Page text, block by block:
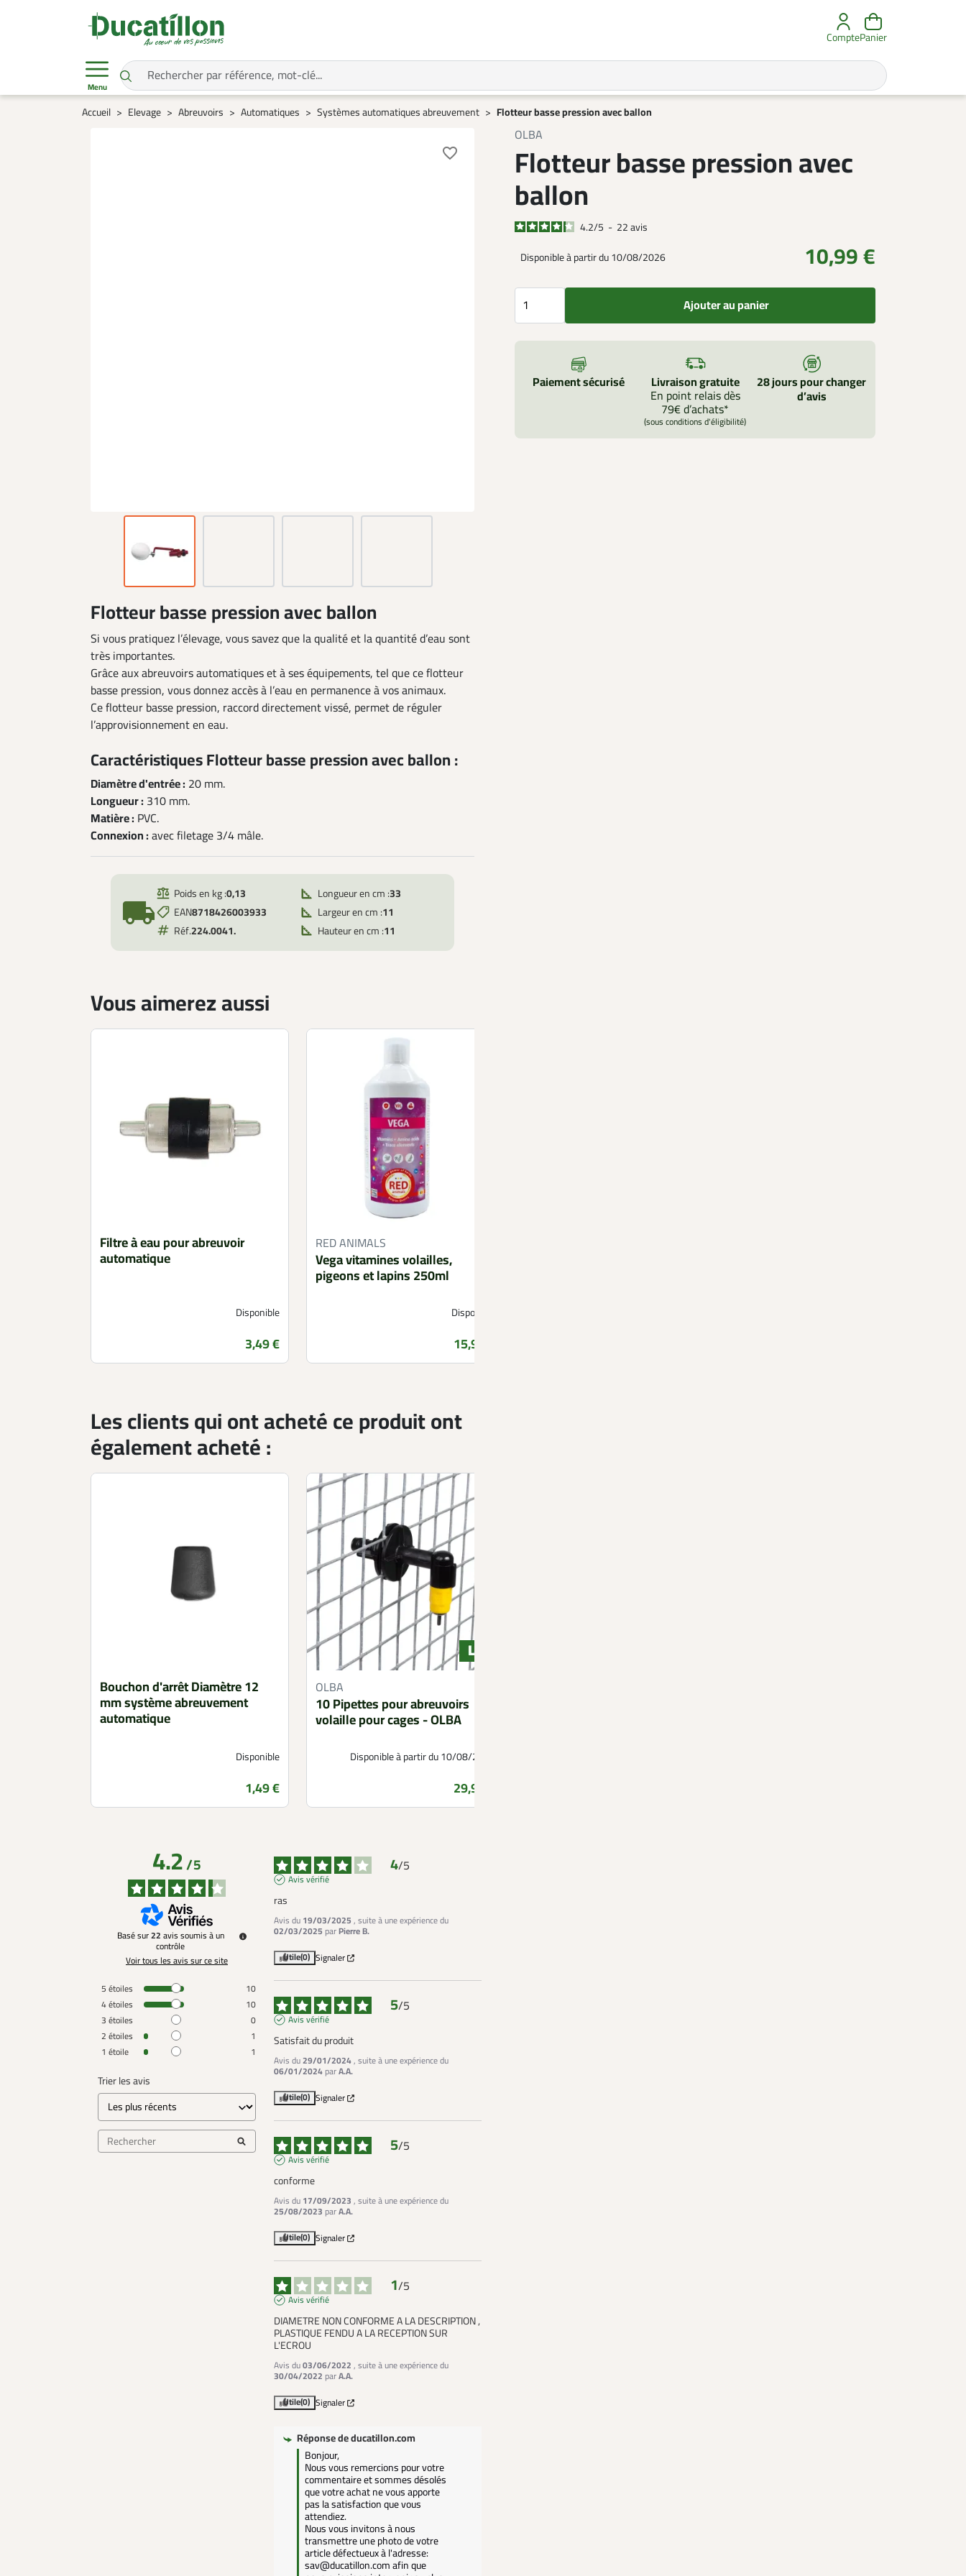
ComptePanier
Menu
Accueil Elevage Abreuvoirs Automatiques Systèmes automatiques abreuvement Flotteur basse pression avec ballon
favorite_border
OLBA
Flotteur basse pression avec
ballon
4.2/5 - 22avis
Disponible à partir du 10/08/2026
10,99 €
Ajouter au panier
Paiement sécurisé Livraison gratuite
En point relais dès
79€ d’achats*
(sous conditions d'éligibilité)
28 jours pour changer
d’avis
Flotteur basse pression avec ballon
Si vous pratiquez l’élevage, vous savez que la qualité et la quantité d’eau sont
très importantes.
Grâce aux abreuvoirs automatiques et à ses équipements, tel que ce flotteur
basse pression, vous donnez accès à l’eau en permanence à vos animaux.
Ce flotteur basse pression, raccord directement vissé, permet de réguler
l’approvisionnement en eau.
Caractéristiques Flotteur basse pression avec ballon :
Diamètre d'entrée : 20 mm.
Longueur : 310 mm.
Matière : PVC.
Connexion : avec filetage 3/4 mâle.
local_shipping
Poids en kg :0,13
EAN8718426003933
Réf.224.0041.
Longueur en cm :33
Largeur en cm :11
Hauteur en cm :11
Vous aimerez aussi
Filtre à eau pour abreuvoir
automatique
Disponible
Prix
3,49 €
RED ANIMALS
Vega vitamines volailles,
pigeons et lapins 250ml
Disponible
Prix
15,99 €
Les clients qui ont acheté ce produit ont
également acheté :
Bouchon d'arrêt Diamètre 12
mm système abreuvement
automatique
Disponible
Prix
1,49 €
OLBA
10 Pipettes pour abreuvoirs
volaille pour cages - OLBA
Disponible à partir du 10/08/2026
Prix
29,99 €
4.2/5
Basé sur22 avis soumis à un
contrôle
Voir tous les avis sur ce site
5 étoiles
10
4étoiles
10
3 étoiles
0
2 étoiles
1
1 étoile 1
Trier les avis
4/5
Avis vérifié
ras
Avis du 19/03/2025 , suite à une expérience du
02/03/2025 parPierre B.
Utile(0) Signaler
5/5
Avis vérifié
Satisfait du produit
Avis du29/01/2024, suite à une expérience du
06/01/2024 parA.A.
Utile(0) Signaler
5/5
Avis vérifié
conforme
Avis du 17/09/2023 , suite à une expérience du
25/08/2023 parA.A.
Utile(0) Signaler
1/5
Avis vérifié
DIAMETRE NON CONFORME A LA DESCRIPTION ,
PLASTIQUE FENDU A LA RECEPTION SUR
L'ECROU
Avis du03/06/2022 , suite à une expérience du
30/04/2022 parA.A.
Utile(0) Signaler
Réponse deducatillon.com
Bonjour,
Nous vous remercions pour votre
commentaire et sommes désolés
que votre achat ne vous apporte
pas la satisfaction que vous
attendiez.
Nous vous invitons à nous
transmettre une photo de votre
article défectueux à l'adresse:
sav@ducatillon.com afin que